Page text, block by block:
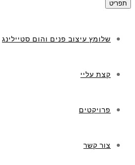
תפריט
שלומץ עיצוב פנים והום סטיילינג
קצת עליי
פרויקטים
צור קשר